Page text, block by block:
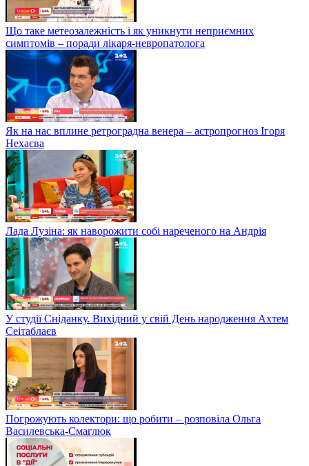
Що таке метеозалежність і як уникнути неприємних
симптомів – поради лікаря-невропатолога
Як на нас вплине ретроградна венера – астропрогноз Ігоря
Нехаєва
Лада Лузіна: як наворожити собі нареченого на Андрія
У студії Сніданку. Вихідний у свій День народження Ахтем
Сеітаблаєв
Погрожують колектори: що робити – розповіла Ольга
Василевська-Смаглюк